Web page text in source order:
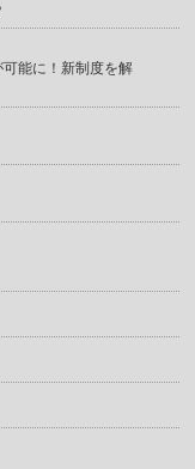
可能に！新制度を解